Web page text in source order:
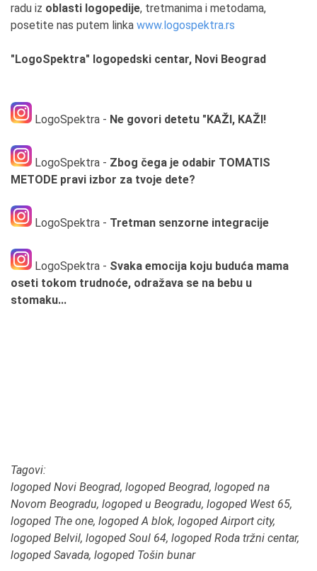
radu iz oblasti logopedije, tretmanima i metodama,
posetite nas putem linka www.logospektra.rs
"LogoSpektra" logopedski centar, Novi Beograd
LogoSpektra - Ne govori detetu "KAŽI, KAŽI!
LogoSpektra - Zbog čega je odabir TOMATIS
METODE pravi izbor za tvoje dete?
LogoSpektra - Tretman senzorne integracije
LogoSpektra - Svaka emocija koju buduća mama
oseti tokom trudnoće, odražava se na bebu u
stomaku...
Tagovi:
logoped Novi Beograd, logoped Beograd, logoped na
Novom Beogradu, logoped u Beogradu, logoped West 65,
logoped The one, logoped A blok, logoped Airport city,
logoped Belvil, logoped Soul 64, logoped Roda tržni centar,
logoped Savada, logoped Tošin bunar